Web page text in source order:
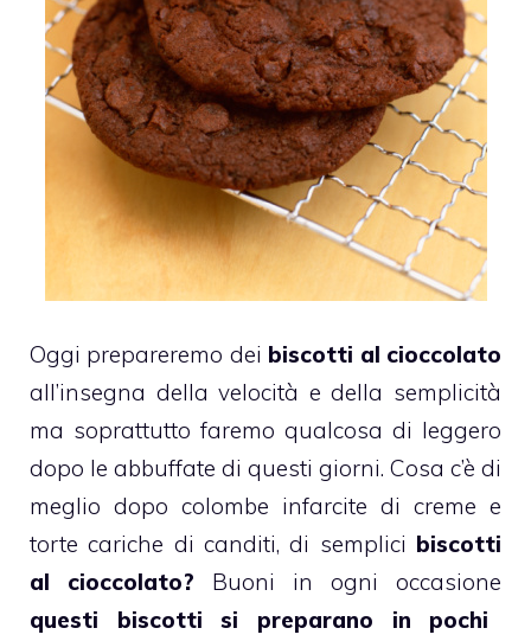
Oggi prepareremo dei biscotti al cioccolato
all’insegna della velocità e della semplicità
ma soprattutto faremo qualcosa di leggero
dopo le abbuffate di questi giorni. Cosa c’è di
meglio dopo colombe infarcite di creme e
torte cariche di canditi, di semplici biscotti
al cioccolato? Buoni in ogni occasione
questi biscotti si preparano in pochi